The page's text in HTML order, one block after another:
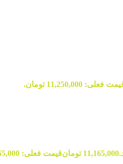
فعلی: 11,250,000 تومان.
11,165,000 تومانقیمت فعلی: 11,165,000 تومان.